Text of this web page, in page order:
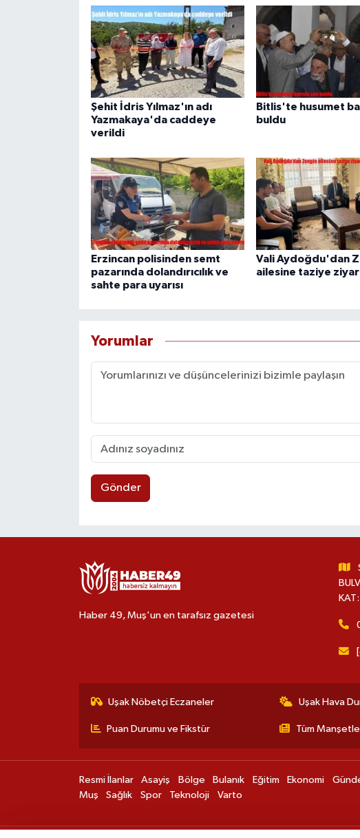
Şehit İdris Yılmaz'ın adı
Yazmakaya'da caddeye
verildi
Bitlis'te husumet
buldu
Erzincan polisinden semt
pazarında dolandırıcılık ve
sahte para uyarısı
Vali Aydoğdu'dan
ailesine taziye
Yorumlar
Gönder
Haber 49, Muş'un en tarafsız gazetesi
Uşak Nöbetçi Eczaneler Uşak Hava
Puan Durumu ve Fikstür Tüm
Resmi İlanlar Asayiş Bölge Bulanık Eğitim Ekonomi
Muş
Sağlık Spor Teknoloji Varto